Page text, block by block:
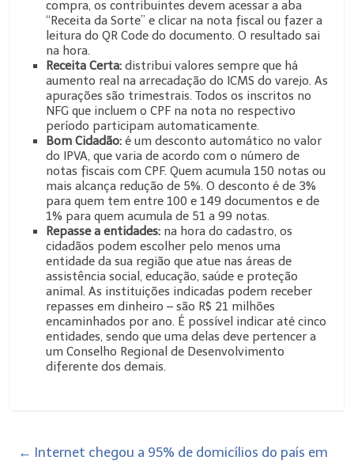
compra, os contribuintes devem acessar a aba
“Receita da Sorte” e clicar na nota fiscal ou fazer a
leitura do QR Code do documento. O resultado sai
na hora.
Receita Certa: distribui valores sempre que há
aumento real na arrecadação do ICMS do varejo. As
apurações são trimestrais. Todos os inscritos no
NFG que incluem o CPF na nota no respectivo
período participam automaticamente.
Bom Cidadão: é um desconto automático no valor
do IPVA, que varia de acordo com o número de
notas fiscais com CPF. Quem acumula 150 notas ou
mais alcança redução de 5%. O desconto é de 3%
para quem tem entre 100 e 149 documentos e de
1% para quem acumula de 51 a 99 notas.
Repasse a entidades: na hora do cadastro, os
cidadãos podem escolher pelo menos uma
entidade da sua região que atue nas áreas de
assistência social, educação, saúde e proteção
animal. As instituições indicadas podem receber
repasses em dinheiro – são R$ 21 milhões
encaminhados por ano. É possível indicar até cinco
entidades, sendo que uma delas deve pertencer a
um Conselho Regional de Desenvolvimento
diferente dos demais.
← Internet chegou a 95% de domicílios do país em